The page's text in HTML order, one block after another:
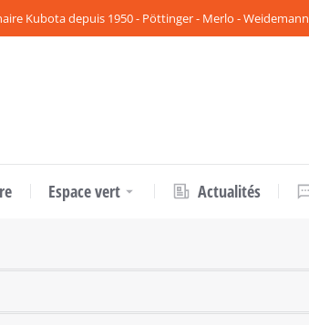
Kubota depuis 1950 - Pöttinger - Merlo - Weidemann
Espace vert Actualités